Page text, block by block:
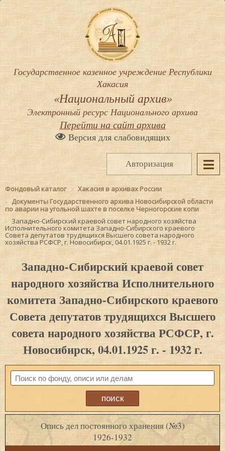
Государственное казенное учреждение Республики
Хакасия
«Национальный архив»
Электронный ресурс Национального архива
Перейти на сайт архива
Версия для слабовидящих
Авторизация
Фондовый каталог
Хакасия в архивах России
Документы Государственного архива Новосибирской области
по аварии на угольной шахте в поселке Черногорские копи
Западно-Сибирский краевой совет народного хозяйства
Исполнительного комитета Западно-Сибирского краевого
Совета депутатов трудящихся Высшего совета народного
хозяйства РСФСР, г. Новосибирск, 04.01.1925 г. - 1932 г.
Западно-Сибирский краевой совет
народного хозяйства Исполнительного
комитета Западно-Сибирского краевого
Совета депутатов трудящихся Высшего
совета народного хозяйства РСФСР, г.
Новосибирск, 04.01.1925 г. - 1932 г.
Опись дел постоянного хранения (№3)
1926-1932